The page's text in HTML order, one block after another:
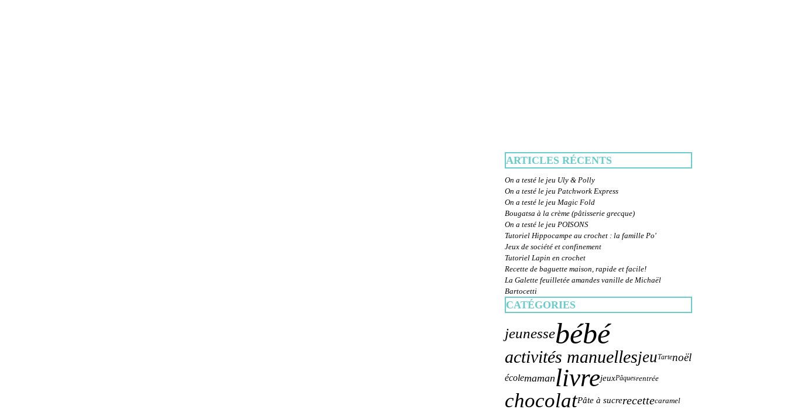
ARTICLES RÉCENTS
On a testé le jeu Uly & Polly
On a testé le jeu Patchwork Express
On a testé le jeu Magic Fold
Bougatsa à la crème (pâtisserie grecque)
On a testé le jeu POISONS
Tutoriel Hippocampe au crochet : la famille Po'
Jeux de société et confinement
Tutoriel Lapin en crochet
Recette de baguette maison, rapide et facile!
La Galette feuilletée amandes vanille de Michaël
Bartocetti
CATÉGORIES
jeunessebébé
activités manuellesjeuTartenoël
écolemamanlivrejeuxPâquesrentrée
chocolatPâte à sucrerecettecaramel